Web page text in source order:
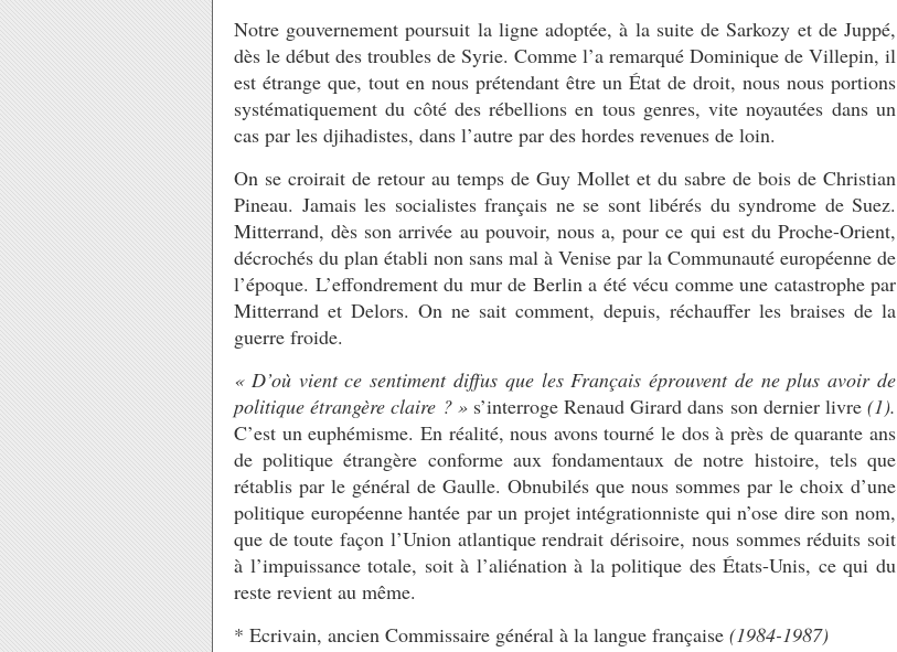
Notre gouvernement poursuit la ligne adoptée, à la suite de Sarkozy et de Juppé,
dès le début des troubles de Syrie. Comme l’a remarqué Dominique de Villepin, il
est étrange que, tout en nous prétendant être un État de droit, nous nous portions
systématiquement du côté des rébellions en tous genres, vite noyautées dans un
cas par les djihadistes, dans l’autre par des hordes revenues de loin.
On se croirait de retour au temps de Guy Mollet et du sabre de bois de Christian
Pineau. Jamais les socialistes français ne se sont libérés du syndrome de Suez.
Mitterrand, dès son arrivée au pouvoir, nous a, pour ce qui est du Proche-Orient,
décrochés du plan établi non sans mal à Venise par la Communauté européenne de
l’époque. L’effondrement du mur de Berlin a été vécu comme une catastrophe par
Mitterrand et Delors. On ne sait comment, depuis, réchauffer les braises de la
guerre froide.
« D’où vient ce sentiment diffus que les Français éprouvent de ne plus avoir de
politique étrangère claire ? »s’interroge Renaud Girard dans son dernier livre(1).
C’est un euphémisme. En réalité, nous avons tourné le dos à près de quarante ans
de politique étrangère conforme aux fondamentaux de notre histoire, tels que
rétablis par le général de Gaulle. Obnubilés que nous sommes par le choix d’une
politique européenne hantée par un projet intégrationniste qui n’ose dire son nom,
que de toute façon l’Union atlantique rendrait dérisoire, nous sommes réduits soit
à l’impuissance totale, soit à l’aliénation à la politique des États-Unis, ce qui du
reste revient au même.
* Ecrivain, ancien Commissaire général à la langue française (1984-1987)